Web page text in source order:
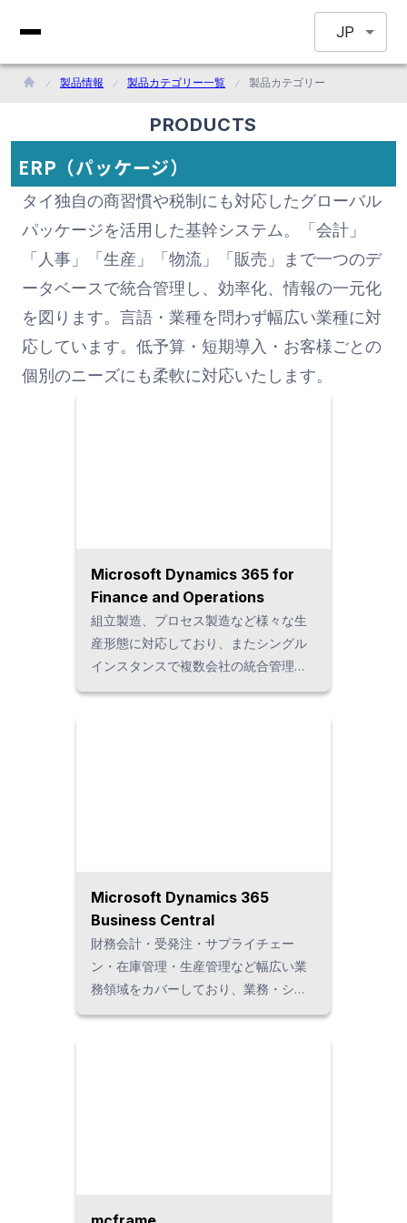
JP
製品情報 製品カテゴリー一覧 製品カテゴリー
PRODUCTS
ERP（パッケージ）
タイ独自の商習慣や税制にも対応したグローバル
パッケージを活用した基幹システム。「会計」
「人事」「生産」「物流」「販売」まで一つのデ
ータベースで統合管理し、効率化、情報の一元化
を図ります。言語・業種を問わず幅広い業種に対
応しています。低予算・短期導入・お客様ごとの
個別のニーズにも柔軟に対応いたします。
Microsoft Dynamics 365 for
Finance and Operations
組立製造、プロセス製造など様々な生
産形態に対応しており、またシングル
インスタンスで複数会社の統合管理が
可能であることから、特に海外複数拠
Microsoft Dynamics 365
Business Central
財務会計・受発注・サプライチェー
ン・在庫管理・生産管理など幅広い業
務領域をカバーしており、業務・シス
テム統合の最初のステップとして最適